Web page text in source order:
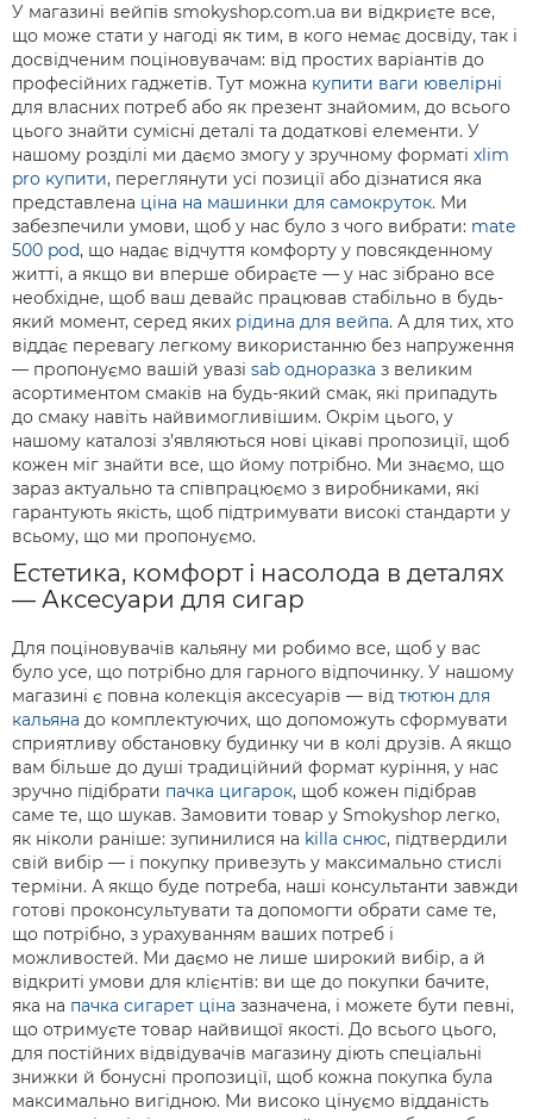
У магазині вейпів smokyshop.com.ua ви відкриєте все,
що може стати у нагоді як тим, в кого немає досвіду, так і
досвідченим поціновувачам: від простих варіантів до
професійних гаджетів. Тут можна купити ваги ювелірні
для власних потреб або як презент знайомим, до всього
цього знайти сумісні деталі та додаткові елементи. У
нашому розділі ми даємо змогу у зручному форматі xlim
pro купити, переглянути усі позиції або дізнатися яка
представлена ціна на машинки для самокруток. Ми
забезпечили умови, щоб у нас було з чого вибрати: mate
500 pod, що надає відчуття комфорту у повсякденному
житті, а якщо ви вперше обираєте — у нас зібрано все
необхідне, щоб ваш девайс працював стабільно в будь-
який момент, серед яких рідина для вейпа. А для тих, хто
віддає перевагу легкому використанню без напруження
— пропонуємо вашій увазі sab одноразка з великим
асортиментом смаків на будь-який смак, які припадуть
до смаку навіть найвимогливішим. Окрім цього, у
нашому каталозі з’являються нові цікаві пропозиції, щоб
кожен міг знайти все, що йому потрібно. Ми знаємо, що
зараз актуально та співпрацюємо з виробниками, які
гарантують якість, щоб підтримувати високі стандарти у
всьому, що ми пропонуємо.
Естетика, комфорт і насолода в деталях
— Аксесуари для сигар
Для поціновувачів кальяну ми робимо все, щоб у вас
було усе, що потрібно для гарного відпочинку. У нашому
магазині є повна колекція аксесуарів — від тютюн для
кальяна до комплектуючих, що допоможуть сформувати
сприятливу обстановку будинку чи в колі друзів. А якщо
вам більше до душі традиційний формат куріння, у нас
зручно підібрати пачка цигарок, щоб кожен підібрав
саме те, що шукав. Замовити товар у Smokyshop легко,
як ніколи раніше: зупинилися на killa снюс, підтвердили
свій вибір — і покупку привезуть у максимально стислі
терміни. А якщо буде потреба, наші консультанти завжди
готові проконсультувати та допомогти обрати саме те,
що потрібно, з урахуванням ваших потреб і
можливостей. Ми даємо не лише широкий вибір, а й
відкриті умови для клієнтів: ви ще до покупки бачите,
яка на пачка сигарет ціна зазначена, і можете бути певні,
що отримуєте товар найвищої якості. До всього цього,
для постійних відвідувачів магазину діють спеціальні
знижки й бонусні пропозиції, щоб кожна покупка була
максимально вигідною. Ми високо цінуємо відданість